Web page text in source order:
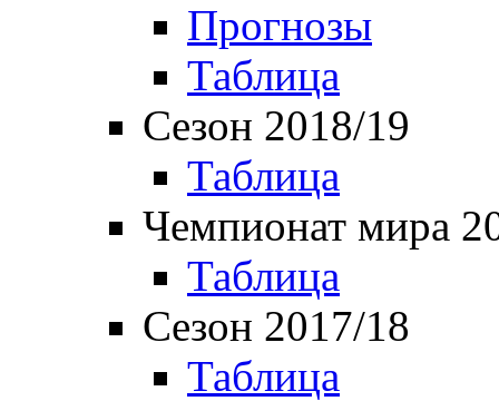
Прогнозы
Таблица
Сезон 2018/19
Таблица
Чемпионат мира
Таблица
Сезон 2017/18
Таблица